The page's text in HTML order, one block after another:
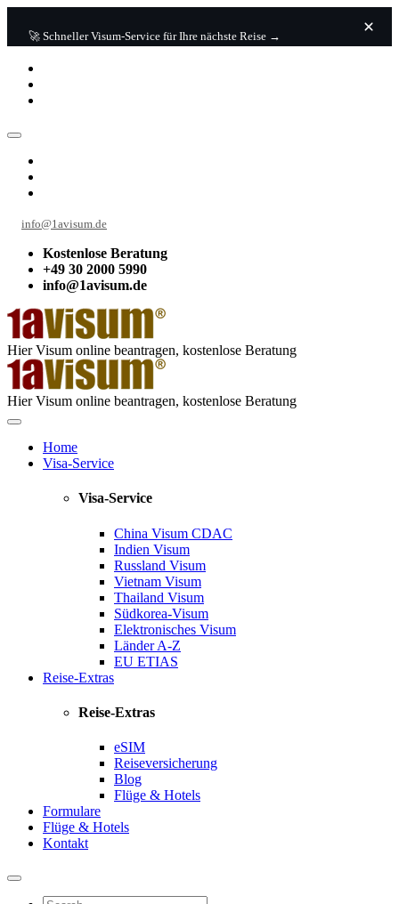
🚀 Schneller Visum-Service für Ihre nächste Reise →
info@1avisum.de
Kostenlose Beratung
+49 30 2000 5990
info@1avisum.de
Hier Visum online beantragen, kostenlose Beratung
Hier Visum online beantragen, kostenlose Beratung
Home
Visa-Service
Visa-Service
China Visum CDAC
Indien Visum
Russland Visum
Vietnam Visum
Thailand Visum
Südkorea-Visum
Elektronisches Visum
Länder A-Z
EU ETIAS
Reise-Extras
Reise-Extras
eSIM
Reiseversicherung
Blog
Flüge & Hotels
Formulare
Flüge & Hotels
Kontakt